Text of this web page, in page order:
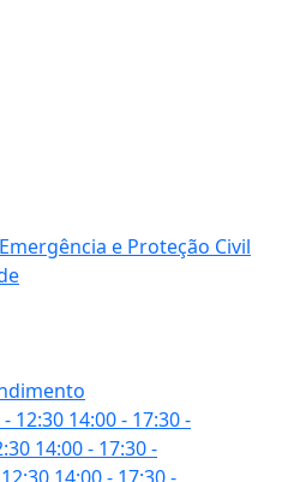
e Proteção Civil
12:30 14:00 - 17:30-
14:00 - 17:30-